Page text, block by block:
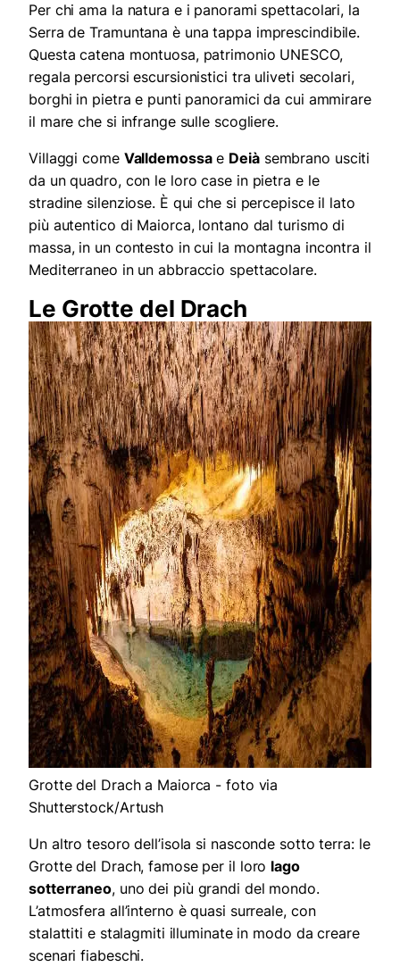
Per chi ama la natura e i panorami spettacolari, la
Serra de Tramuntana è una tappa imprescindibile.
Questa catena montuosa, patrimonio UNESCO,
regala percorsi escursionistici tra uliveti secolari,
borghi in pietra e punti panoramici da cui ammirare
il mare che si infrange sulle scogliere.
Villaggi come Valldemossae Deiàsembrano usciti
da un quadro, con le loro case in pietra e le
stradine silenziose. È qui che si percepisce il lato
più autentico di Maiorca, lontano dal turismo di
massa, in un contesto in cui la montagna incontra il
Mediterraneo in un abbraccio spettacolare.
Le Grotte del Drach
Grotte del Drach a Maiorca - foto via
Shutterstock/Artush
Un altro tesoro dell’isola si nasconde sotto terra: le
Grotte del Drach, famose per il loro lago
sotterraneo, uno dei più grandi del mondo.
L’atmosfera all’interno è quasi surreale, con
stalattiti e stalagmiti illuminate in modo da creare
scenari fiabeschi.